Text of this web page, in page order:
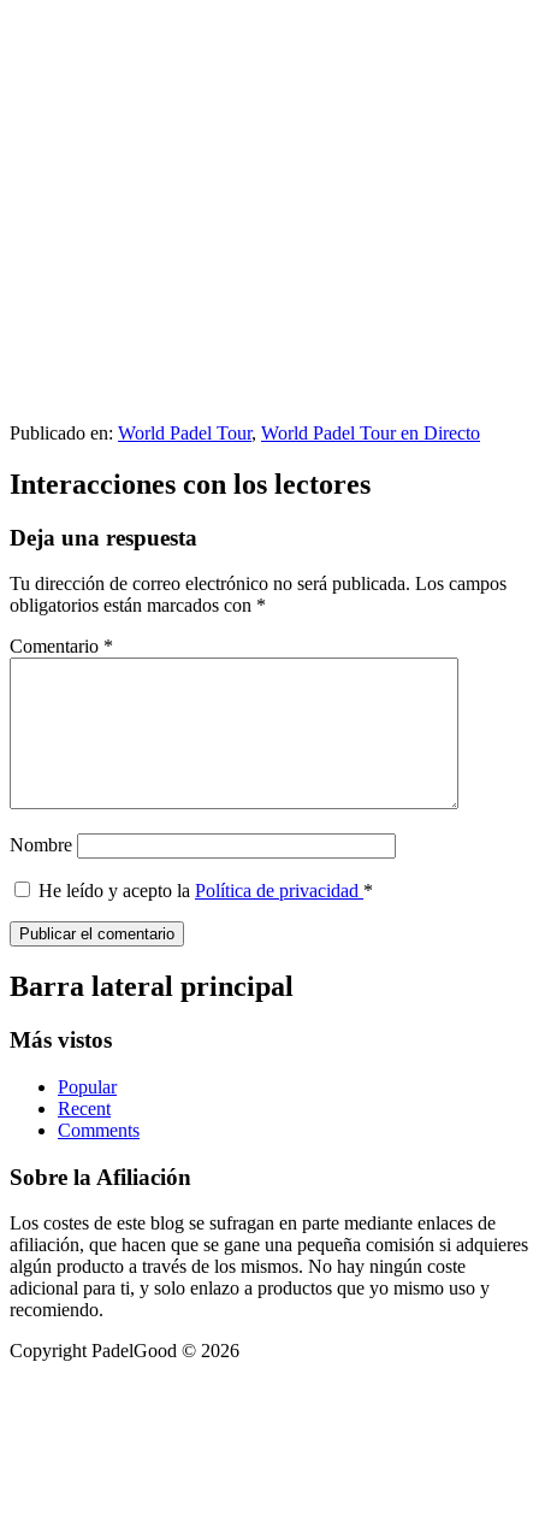
Publicado en: World Padel Tour, World Padel Tour en Directo
Interacciones con los lectores
Deja una respuesta
Tu dirección de correo electrónico no será publicada. Los campos
obligatorios están marcados con *
Comentario *
Nombre
He leído y acepto la Política de privacidad *
Barra lateral principal
Más vistos
Popular
Recent
Comments
Sobre la Afiliación
Los costes de este blog se sufragan en parte mediante enlaces de
afiliación, que hacen que se gane una pequeña comisión si adquieres
algún producto a través de los mismos. No hay ningún coste
adicional para ti, y solo enlazo a productos que yo mismo uso y
recomiendo.
Copyright PadelGood © 2026